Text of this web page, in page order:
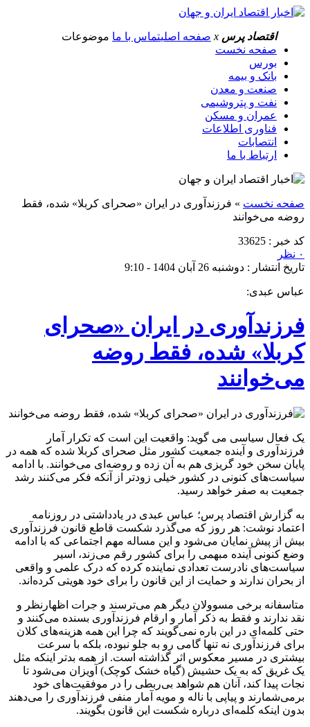
اقتصاد پرس x صفحه اصلیتماس با ما موضوعات
صفحه نخست
بورس
بانک و بیمه
صنعت و معدن
نفت و پتروشیمی
عمران و مسکن
فناوری اطلاعات
انتصابات
ارتباط با ما
صفحه نخست » فرزندآوری در ایران «صحرای کربلا» شده، فقط
روضه می‌خوانند
کد خبر : 33625
۰ نظر
تاریخ انتشار : دوشنبه 26 آبان 1404 - 9:10
عباس عبدی:
فرزندآوری در ایران «صحرای
کربلا» شده، فقط روضه
می‌خوانند
یک فعال سیاسی می گوید: واقعیت این است که تکرار آمار
فرزندآوری و آینده جمعیت کشور مثل صحرای کربلا شده که همه در
پایان سخن خود گریزی هم به آن زده و روضه‌ای می‌خوانند. با ادامه
سیاست‌های کنونی در کشور خیلی زودتر از آنکه فکر می‌کنند رشد
جمعیت به صفر خواهد رسید.
به گزارش اقتصاد پرس؛ عباس عبدی در یادداشتی در روزنامه
اعتماد نوشت: هر روز که می‌گذرد شکست قاطع قانون فرزندآوری
بیش از پیش نمایان می‌شود و این مساله مهم اجتماعی که با ادامه
وضع کنونی آینده مبهمی را برای کشور رقم می‌زند، اسیر
سیاست‌های نادرست تعدادی نماینده کرده که درک علمی و واقعی
از بحران ندارند و حمایت از این قانون را برای خود هویتی کرده‌اند.
متاسفانه برخی مسوولان دیگر هم می‌ترسند و جرات اظهارنظر و
نقد ندارند و فقط به ذکر آمار و ارقام فرزندآوری بسنده می‌کنند و
حتی کلمه‌ای در این باره نمی‌گویند که چرا این همه هزینه‌های کلان
برای فرزندآوری نه تنها گامی رو به جلو نبوده، بلکه با سرعت
بیشتری در مسیر معکوس اثر گذاشته است. از همه بدتر اینکه مثل
یک غریق که به یک حشیش (گیاه خشک کوچک) آویزان می‌شود تا
نجات پیدا کند، آنان هم شواهد بی‌ربطی را در موفقیت‌های خود
برمی‌شمارند و پیاپی با ناله و مویه آمار منفی فرزندآوری را می‌دهند
بدون اینکه کلمه‌ای درباره شکست این قانون بگویند.